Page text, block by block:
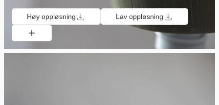
Høy oppløsning Lav oppløsning